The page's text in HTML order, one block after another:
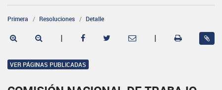
Primera Resoluciones Detalle
| |
VER PÁGINAS PUBLICADAS